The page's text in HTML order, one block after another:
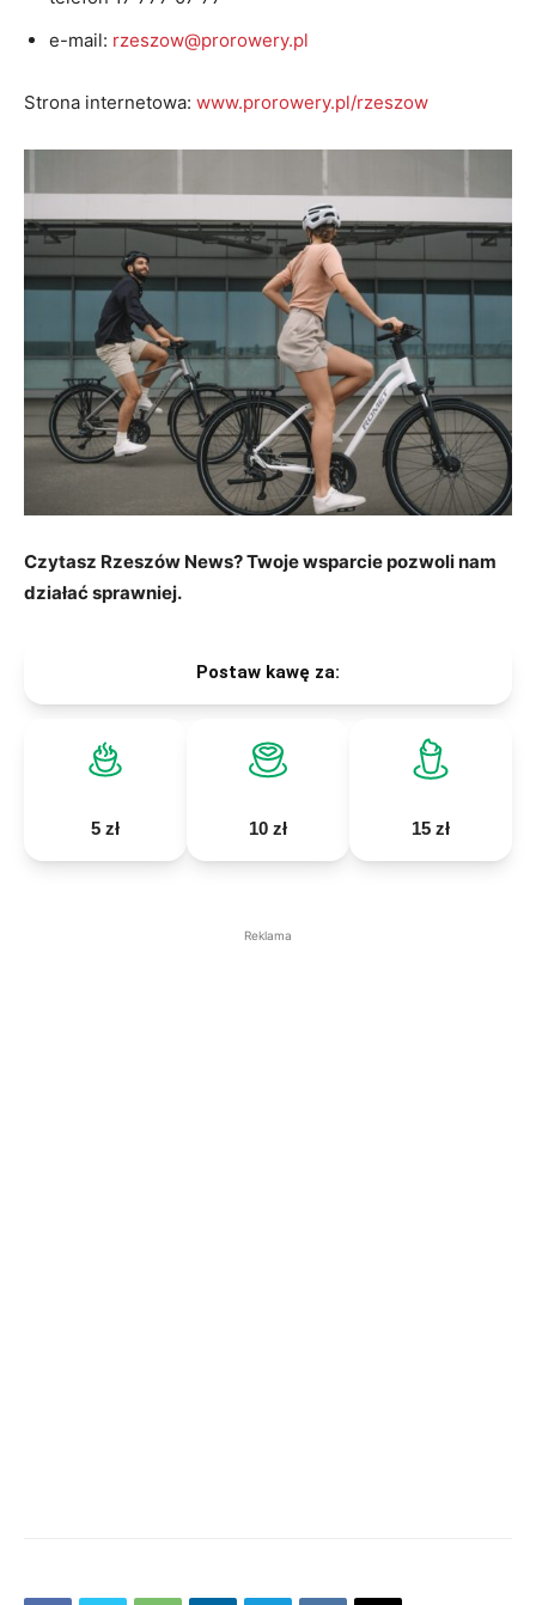
e-mail: rzeszow@prorowery.pl
Strona internetowa: www.prorowery.pl/rzeszow
Czytasz Rzeszów News? Twoje wsparcie pozwoli nam
działać sprawniej.
Postaw kawę za:
5 zł 10 zł 15 zł
Reklama